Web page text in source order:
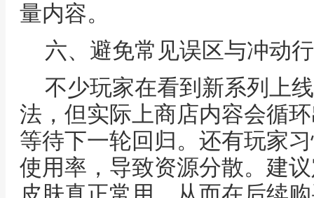
量内容。
六、避免常见误区与冲动
不少玩家在看到新系列上
法，但实际上商店内容会循
等待下一轮回归。还有玩家
使用率，导致资源分散。建